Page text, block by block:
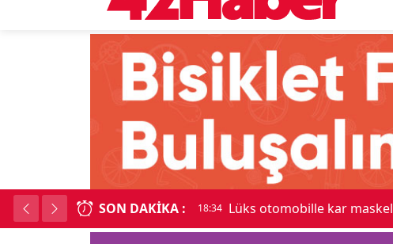
SON DAKIKA : 18:34 Lüks otomobille kar